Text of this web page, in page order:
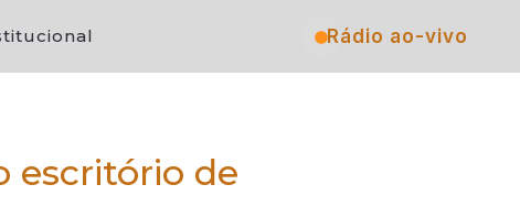
Rádio ao-vivo
escritório de